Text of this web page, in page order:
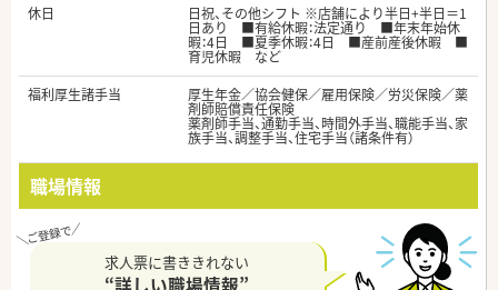
休日
日祝、その他シフト ※店舗により半日+半日＝1
日あり ■有給休暇：法定通り ■年末年始休
暇：4日 ■夏季休暇：4日 ■産前産後休暇 ■
育児休暇 など
福利厚生諸手当
厚生年金／協会健保／雇用保険／労災保険／薬
剤師賠償責任保険
薬剤師手当、通勤手当、時間外手当、職能手当、家
族手当、調整手当、住宅手当（諸条件有）
職場情報
求人票に書ききれない